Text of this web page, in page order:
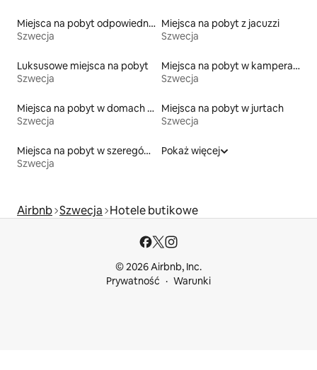
Miejsca na pobyt odpowiednie dla rodzin
Szwecja
Miejsca na pobyt z jacuzzi
Szwecja
Luksusowe miejsca na pobyt
Szwecja
Miejsca na pobyt w kamperach
Szwecja
Miejsca na pobyt w domach wakacyjnych
Szwecja
Miejsca na pobyt w jurtach
Szwecja
Miejsca na pobyt w szeregówkach
Szwecja
Pokaż więcej
Airbnb Szwecja Hotele butikowe
© 2026 Airbnb, Inc.
Prywatność
Warunki